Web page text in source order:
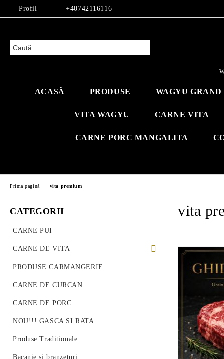
Profil +40742116116
ACASĂ PRODUSE WAGYU
VITA WAGYU CARNE VITA
CARNE PORC MANGALITA
CATEGORII
CARNE PUI
CARNE DE VITA
PREMIUM BEEF STEAK
VITA ROMANEASCA
VITA WAGYU
Vită Angus Premium
PRODUSE CARMANGERIE
CARNE DE CURCAN
CARNE DE PORC
NOU!!! GASCA SI RATA
Produse Traditionale
Bacanie si branzeturi
Prima pagină vita premium
vita